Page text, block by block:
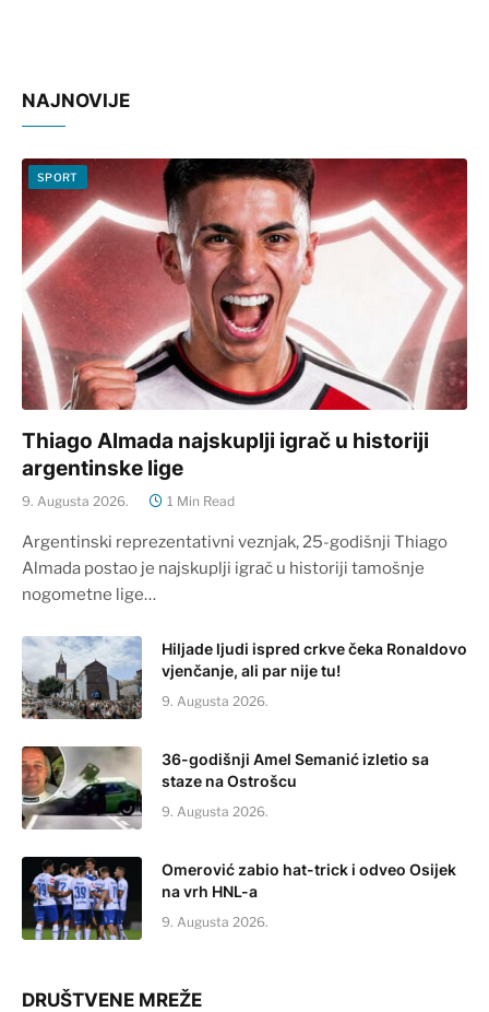
NAJNOVIJE
SPORT
Thiago Almada najskuplji igrač u historiji
argentinske lige
9. Augusta 2026. 1 Min Read
Argentinski reprezentativni veznjak, 25-godišnji Thiago
Almada postao je najskuplji igrač u historiji tamošnje
nogometne lige…
Hiljade ljudi ispred crkve čeka Ronaldovo
vjenčanje, ali par nije tu!
9. Augusta 2026.
36-godišnji Amel Semanić izletio sa
staze na Ostrošcu
9. Augusta 2026.
Omerović zabio hat-trick i odveo Osijek
na vrh HNL-a
9. Augusta 2026.
DRUŠTVENE MREŽE